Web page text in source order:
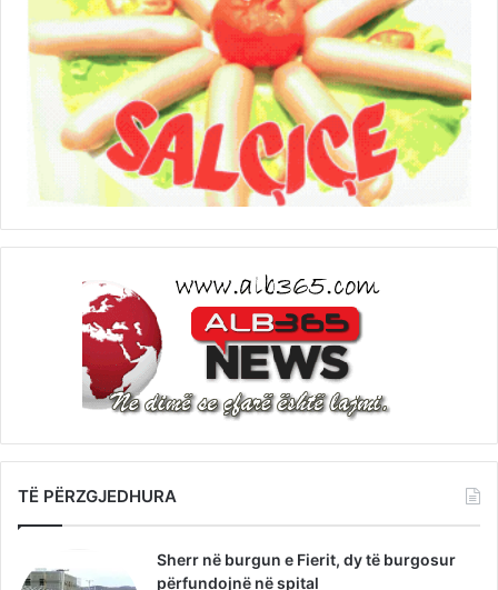
TË PËRZGJEDHURA
Sherr në burgun e Fierit, dy të burgosur
përfundojnë në spital